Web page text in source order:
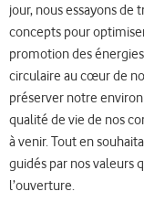
jour, nous essayons
concepts pour
promotion des
circulaire au cœur de
préserver notre
qualité de vie de nos
à venir. Tout en
guidés par nos valeurs
l’ouverture.